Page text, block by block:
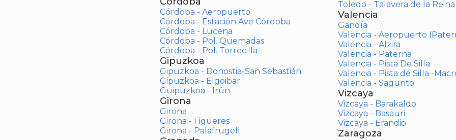
Córdoba - Aeropuerto
Córdoba - Estación Ave Córdoba
Córdoba - Lucena
Córdoba - Pol. Quemadas
Córdoba - Pol. Torrecilla
Gipuzkoa
Gipuzkoa - Donostia-San Sebastián
Gipuzkoa - Elgoibar
Guipuzkoa - Irún
Girona
Girona
Girona - Figueres
Girona - Palafrugell
Toledo - Talavera de la Reina
Valencia
Gandía
Valencia - Aeropuerto
Valencia - Alzira
Valencia - Paterna
Valencia - Pista De Silla
Valencia - Pista de Silla -
Valencia - Sagunto
Vizcaya
Vizcaya - Barakaldo
Vizcaya - Basauri
Vizcaya - Erandio
Zaragoza